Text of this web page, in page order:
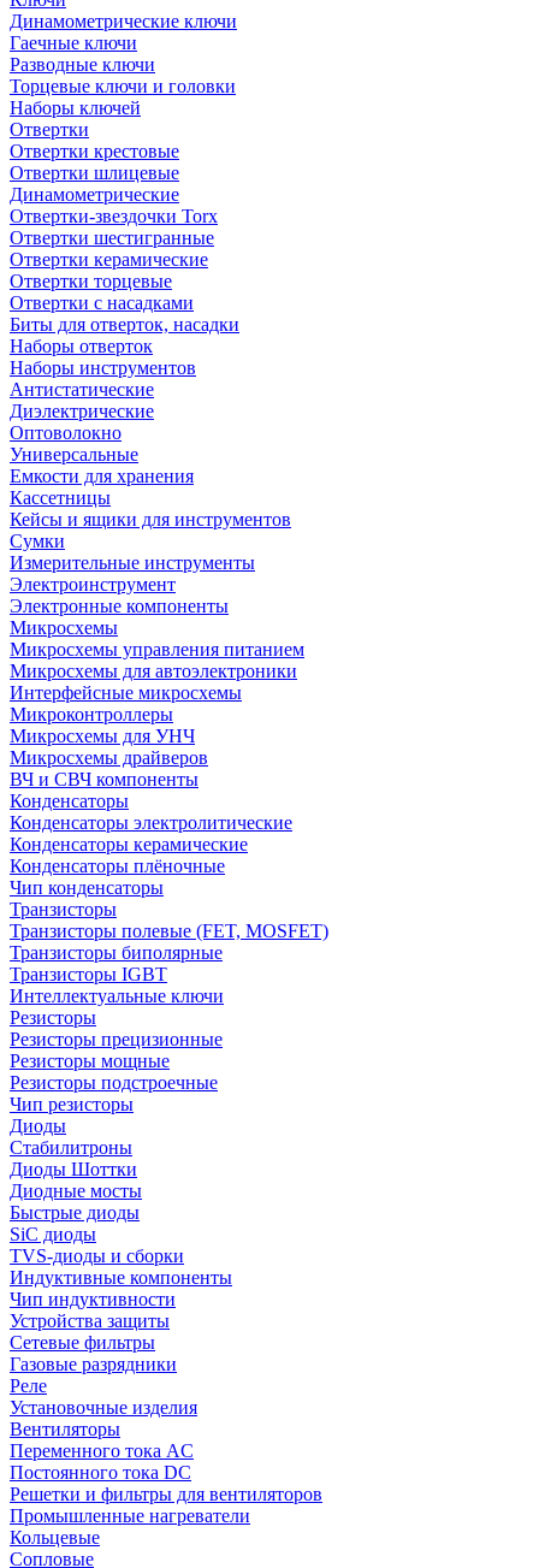
Динамометрические ключи
Гаечные ключи
Разводные ключи
Торцевые ключи и головки
Наборы ключей
Отвертки
Отвертки крестовые
Отвертки шлицевые
Динамометрические
Отвертки-звездочки Torx
Отвертки шестигранные
Отвертки керамические
Отвертки торцевые
Отвертки с насадками
Биты для отверток, насадки
Наборы отверток
Наборы инструментов
Антистатические
Диэлектрические
Оптоволокно
Универсальные
Емкости для хранения
Кассетницы
Кейсы и ящики для инструментов
Сумки
Измерительные инструменты
Электроинструмент
Электронные компоненты
Микросхемы
Микросхемы управления питанием
Микросхемы для автоэлектроники
Интерфейсные микросхемы
Микроконтроллеры
Микросхемы для УНЧ
Микросхемы драйверов
ВЧ и СВЧ компоненты
Конденсаторы
Конденсаторы электролитические
Конденсаторы керамические
Конденсаторы плёночные
Чип конденсаторы
Транзисторы
Транзисторы полевые (FET, MOSFET)
Транзисторы биполярные
Транзисторы IGBT
Интеллектуальные ключи
Резисторы
Резисторы прецизионные
Резисторы мощные
Резисторы подстроечные
Чип резисторы
Диоды
Стабилитроны
Диоды Шоттки
Диодные мосты
Быстрые диоды
SiC диоды
TVS-диоды и сборки
Индуктивные компоненты
Чип индуктивности
Устройства защиты
Сетевые фильтры
Газовые разрядники
Реле
Установочные изделия
Вентиляторы
Переменного тока AC
Постоянного тока DC
Решетки и фильтры для вентиляторов
Промышленные нагреватели
Кольцевые
Сопловые